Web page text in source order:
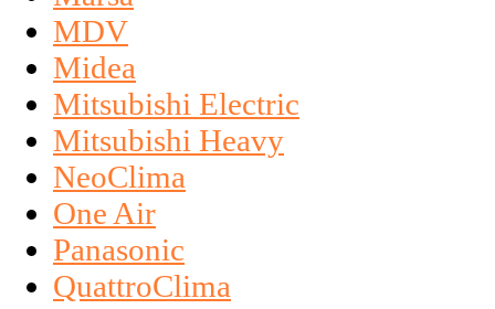
MDV
Midea
Mitsubishi Electric
Mitsubishi Heavy
NeoClima
One Air
Panasonic
QuattroClima